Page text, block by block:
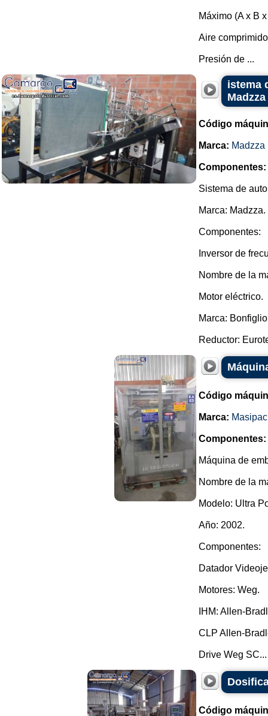
Máximo (A x B
Aire
Presión de ...
istema
Madzza
Código
Marca: Madzza
Componentes:
Sistema de
Marca: Madzza.
Componentes:
Inversor de
Nombre de la
Motor eléctrico.
Marca:
Reductor:
Código
Marca:
Componentes:
Máquina de
Nombre de la
Modelo: Ultra
Año: 2002.
Componentes:
Datador
Motores: Weg.
IHM: Allen-
CLP Allen-
Drive Weg SC...
Código